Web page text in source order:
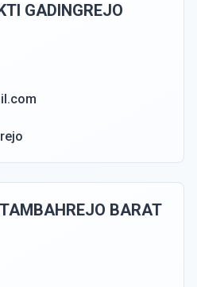
GADINGREJO
BARAT